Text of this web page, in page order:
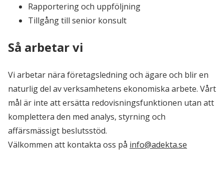
Rapportering och uppföljning
Tillgång till senior konsult
Så arbetar vi
Vi arbetar nära företagsledning och ägare och blir en
naturlig del av verksamhetens ekonomiska arbete. Vårt
mål är inte att ersätta redovisningsfunktionen utan att
komplettera den med analys, styrning och
affärsmässigt beslutsstöd.
Välkommen att kontakta oss på info@adekta.se